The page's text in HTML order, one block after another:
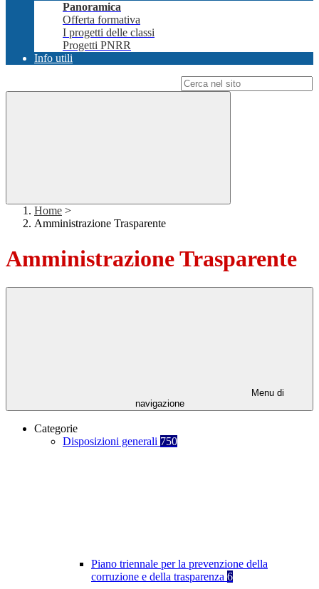
Panoramica
Offerta formativa
I progetti delle classi
Progetti PNRR
Info utili
Home >
Amministrazione Trasparente
Amministrazione Trasparente
Menu di
navigazione
Categorie
Disposizioni generali 750
Piano triennale per la prevenzione della
corruzione e della trasparenza 6